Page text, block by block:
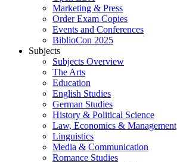
Marketing & Press
Order Exam Copies
Events and Conferences
BiblioCon 2025
Subjects
Subjects Overview
The Arts
Education
English Studies
German Studies
History & Political Science
Law, Economics & Management
Linguistics
Media & Communication
Romance Studies